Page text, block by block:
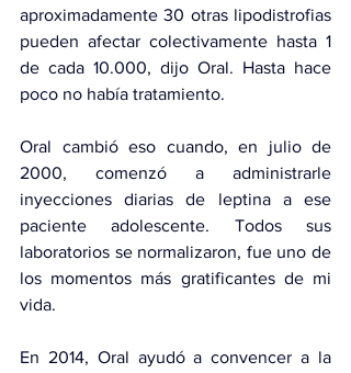
aproximadamente 30 otras lipodistrofias
pueden afectar colectivamente hasta 1
de cada 10.000, dijo Oral. Hasta hace
poco no había tratamiento.
Oral cambió eso cuando, en julio de
2000, comenzó a administrarle
inyecciones diarias de leptina a ese
paciente adolescente. Todos sus
laboratorios se normalizaron, fue uno de
los momentos más gratificantes de mi
vida.
En 2014, Oral ayudó a convencer a la